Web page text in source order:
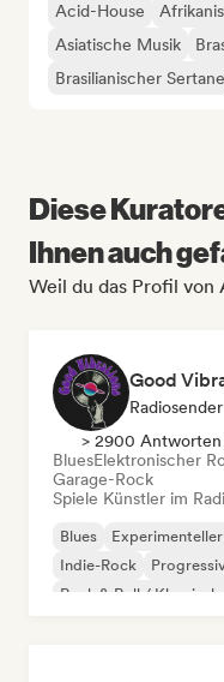
Acid-House
Asiatische Musik
Brasilianischer
Diese
Ihnen auch
Weil du das Profil
Good
Radiosender
> 2900 Antworten
BluesElektronischer
Garage-Rock
Spiele Künstler im
Blues
Indie-Rock
Rock & Roll /